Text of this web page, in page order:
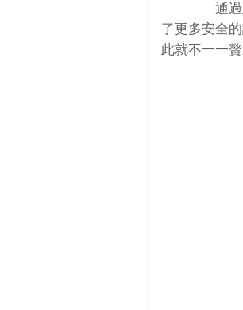
通過上
了更多安全
此就不一一贅